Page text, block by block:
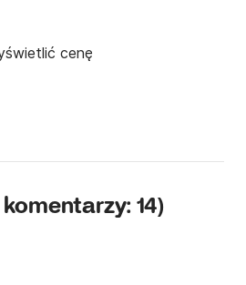
w cenę.
drzwi wyposażone są w
Znajduje się w porcie
na rzece Trave.
cenę
14)